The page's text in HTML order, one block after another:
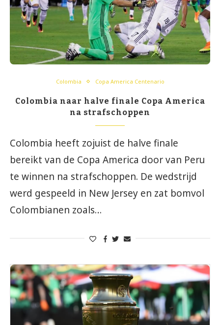
Colombia Copa America Centenario
Colombia naar halve finale Copa America
na strafschoppen
Colombia heeft zojuist de halve finale
bereikt van de Copa America door van Peru
te winnen na strafschoppen. De wedstrijd
werd gespeeld in New Jersey en zat bomvol
Colombianen zoals…